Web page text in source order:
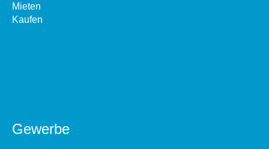
Mieten
Kaufen
Gewerbe